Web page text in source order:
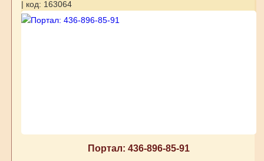
| код: 163064
Портал: 436-896-85-91